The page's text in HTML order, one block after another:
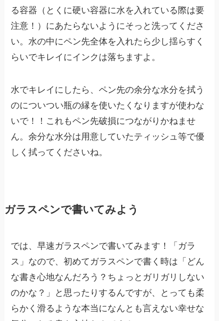
る容器（とくに硬い容器に水を入れている際は要
注意！）にあたらないようにそっと洗ってくださ
い。水の中にペン先全体を入れたら少し揺らすく
らいでキレイにインクは落ちますよ。
水でキレイにしたら、ペン先の余分な水分を拭う
のについつい瓶の縁を使いたくなりますが使わな
いで！！これもペン先破損につながりかねませ
ん。余分な水分は用意していたティッシュ等で優
しく拭ってくださいね。
ガラスペンで書いてみよう
では、早速ガラスペンで書いてみます！「ガラ
ス」なので、初めてガラスペンで書く時は「どん
な書き心地なんだろう？ちょっとガリガリしない
のかな？」と思ったりするんですが、とっても柔
らかく滑るような本当になんとも言えない幸せな